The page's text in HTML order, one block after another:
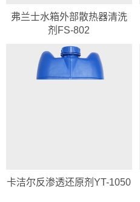
弗兰士水箱外部散热器清洗
剂FS-802
卡洁尔反渗透还原剂YT-1050